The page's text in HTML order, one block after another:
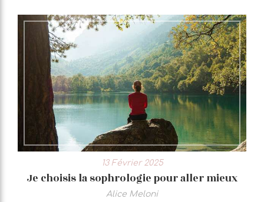
13 Février 2025
Je choisis la sophrologie pour aller mieux
Alice Meloni